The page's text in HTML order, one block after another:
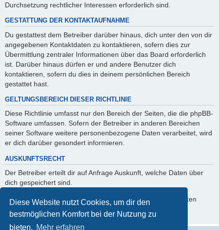
Diese Website nutzt Cookies, um dir den
bestmöglichen Komfort bei der Nutzung zu
bieten. Mehr erfahren
Durchsetzung rechtlicher Interessen erforderlich sind.
GESTATTUNG DER KONTAKTAUFNAHME
Du gestattest dem Betreiber darüber hinaus, dich unter den von dir
angegebenen Kontaktdaten zu kontaktieren, sofern dies zur
Übermittlung zentraler Informationen über das Board erforderlich
ist. Darüber hinaus dürfen er und andere Benutzer dich
kontaktieren, sofern du dies in deinem persönlichen Bereich
gestattet hast.
GELTUNGSBEREICH DIESER RICHTLINIE
Diese Richtlinie umfasst nur den Bereich der Seiten, die die phpBB-
Software umfassen. Sofern der Betreiber in anderen Bereichen
seiner Software weitere personenbezogene Daten verarbeitet, wird
er dich darüber gesondert informieren.
AUSKUNFTSRECHT
Der Betreiber erteilt dir auf Anfrage Auskunft, welche Daten über
dich gespeichert sind.
Du kannst jederzeit die Löschung bzw. Sperrung deiner Daten
verlangen. Kontaktiere hierzu bitte den Betreiber.